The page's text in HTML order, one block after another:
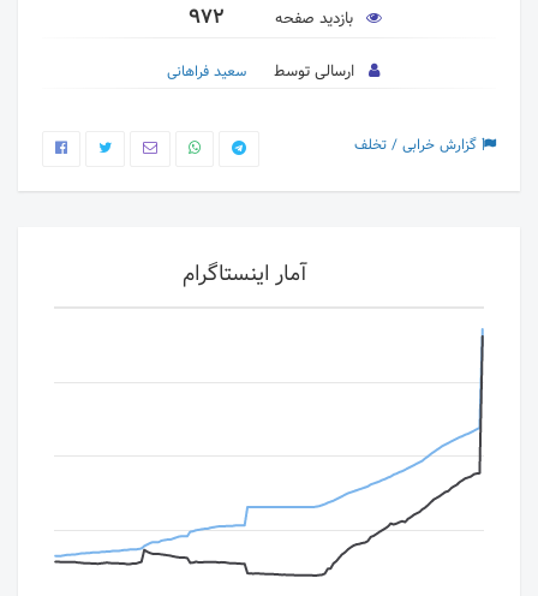
بازدید صفحه 972
ارسالی توسط سعید فراهانی
گزارش خرابی / تخلف
آمار اینستاگرام